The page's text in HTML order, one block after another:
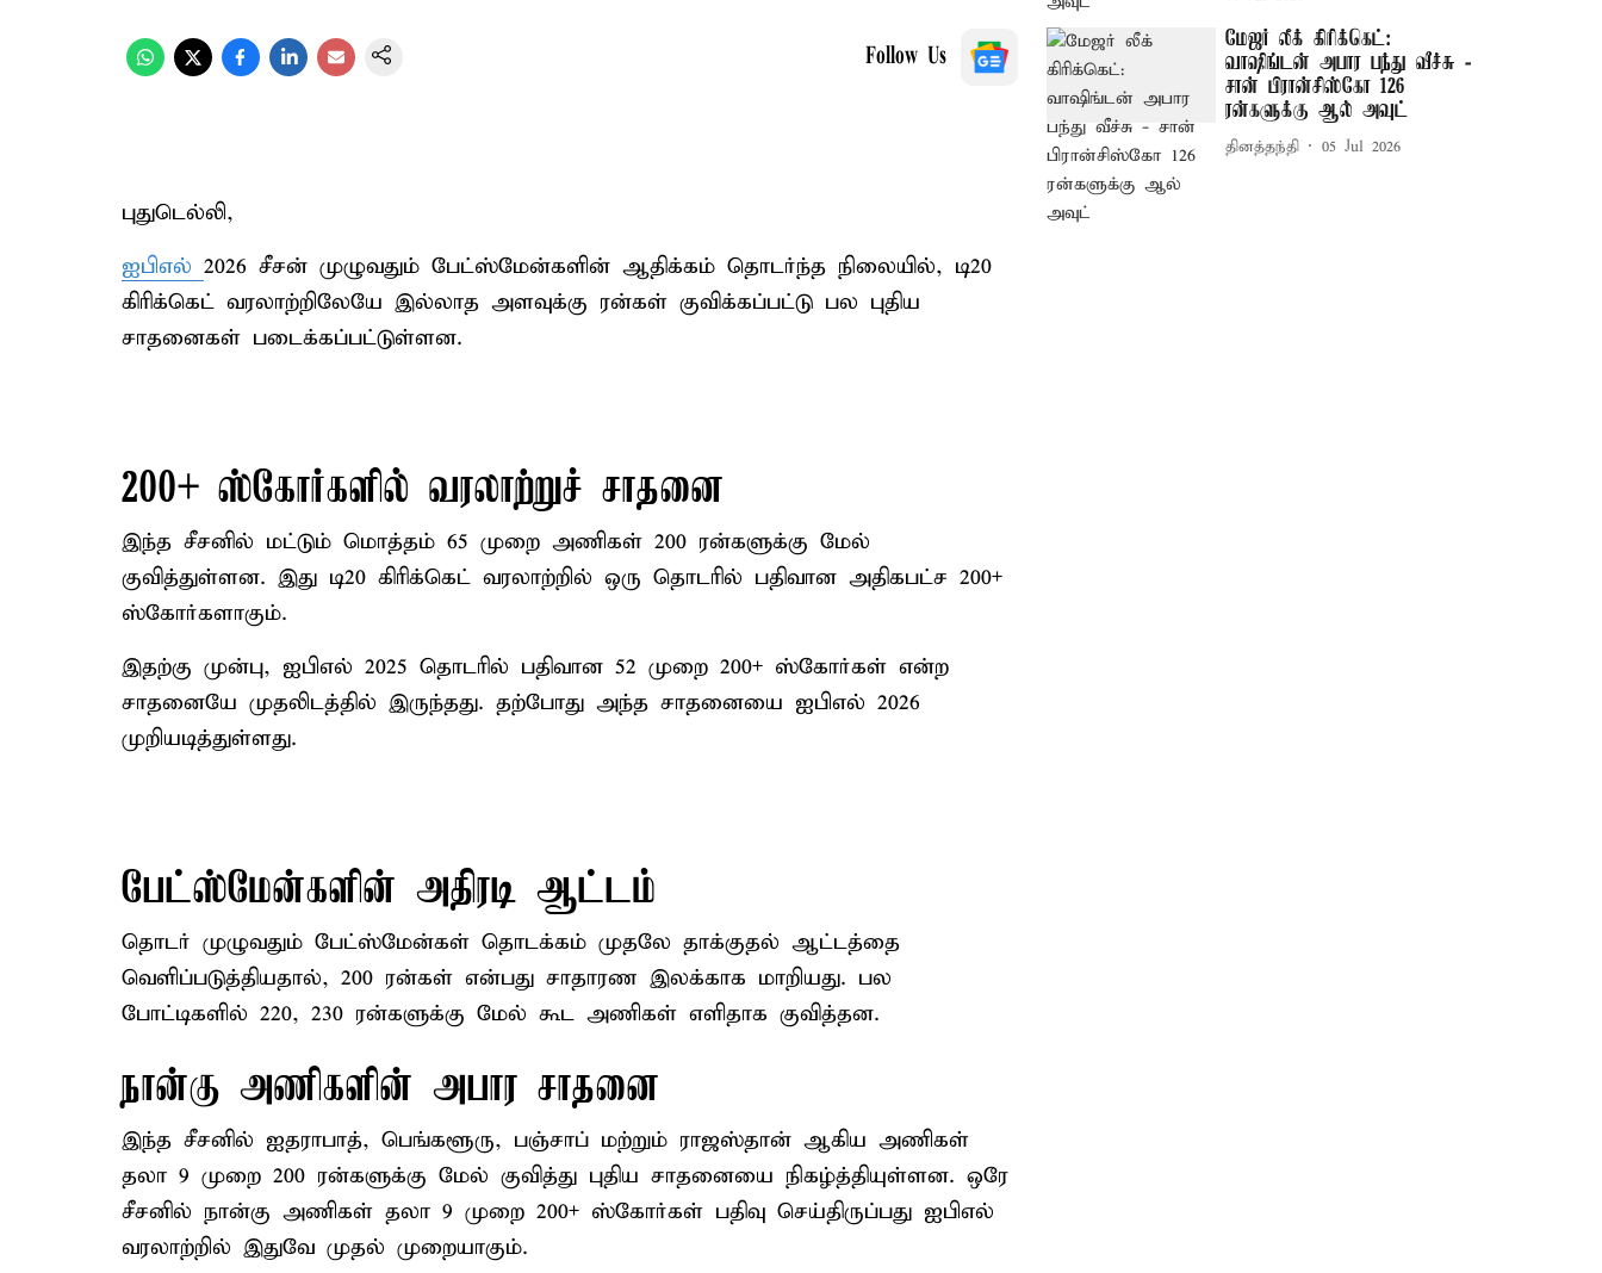
Follow Us
புதுடெல்லி,
ஐபிஎல் 2026 சீசன் முழுவதும் பேட்ஸ்மேன்களின் ஆதிக்கம் தொடர்ந்த நிலையில், டி20
கிரிக்கெட் வரலாற்றிலேயே இல்லாத அளவுக்கு ரன்கள் குவிக்கப்பட்டு பல புதிய
சாதனைகள் படைக்கப்பட்டுள்ளன.
200+ ஸ்கோர்களில் வரலாற்றுச் சாதனை
இந்த சீசனில் மட்டும் மொத்தம் 65 முறை அணிகள் 200 ரன்களுக்கு மேல்
குவித்துள்ளன. இது டி20 கிரிக்கெட் வரலாற்றில் ஒரு தொடரில் பதிவான அதிகபட்ச 200+
ஸ்கோர்களாகும்.
இதற்கு முன்பு, ஐபிஎல் 2025 தொடரில் பதிவான 52 முறை 200+ ஸ்கோர்கள் என்ற
சாதனையே முதலிடத்தில் இருந்தது. தற்போது அந்த சாதனையை ஐபிஎல் 2026
முறியடித்துள்ளது.
பேட்ஸ்மேன்களின் அதிரடி ஆட்டம்
தொடர் முழுவதும் பேட்ஸ்மேன்கள் தொடக்கம் முதலே தாக்குதல் ஆட்டத்தை
வெளிப்படுத்தியதால், 200 ரன்கள் என்பது சாதாரண இலக்காக மாறியது. பல
போட்டிகளில் 220, 230 ரன்களுக்கு மேல் கூட அணிகள் எளிதாக குவித்தன.
நான்கு அணிகளின் அபார சாதனை
இந்த சீசனில் ஐதராபாத், பெங்களூரு, பஞ்சாப் மற்றும் ராஜஸ்தான் ஆகிய அணிகள்
தலா 9 முறை 200 ரன்களுக்கு மேல் குவித்து புதிய சாதனையை நிகழ்த்தியுள்ளன. ஒரே
சீசனில் நான்கு அணிகள் தலா 9 முறை 200+ ஸ்கோர்கள் பதிவு செய்திருப்பது ஐபிஎல்
வரலாற்றில் இதுவே முதல் முறையாகும்.
மேஜர் லீக் கிரிக்கெட்:
வாஷிங்டன் அபார பந்து வீச்சு -
சான் பிரான்சிஸ்கோ 126
ரன்களுக்கு ஆல் அவுட்
தினத்தந்தி 05 Jul 2026